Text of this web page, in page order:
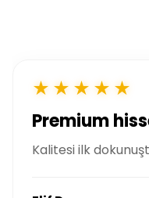
★★★★★
Premium
Kalitesi ilk